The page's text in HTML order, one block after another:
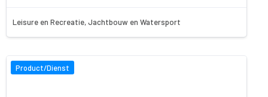
Leisure en Recreatie, Jachtbouw en Watersport
Product/Dienst